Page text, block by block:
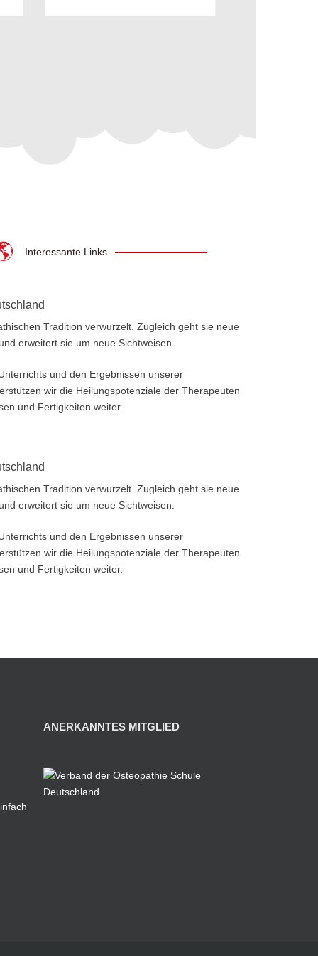
Interessante Links
Tradition verwurzelt. Zugleich geht sie neue
erweitert sie um neue Sichtweisen.
und den Ergebnissen unserer
wir die Heilungspotenziale der Therapeuten
und Fertigkeiten weiter.
Tradition verwurzelt. Zugleich geht sie neue
erweitert sie um neue Sichtweisen.
und den Ergebnissen unserer
wir die Heilungspotenziale der Therapeuten
und Fertigkeiten weiter.
ANERKANNTES MITGLIED